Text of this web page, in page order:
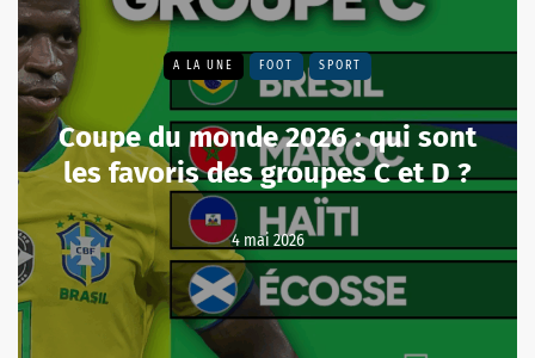
A LA UNE FOOT SPORT
Coupe du monde 2026 : qui sont
les favoris des groupes C et D ?
4 mai 2026